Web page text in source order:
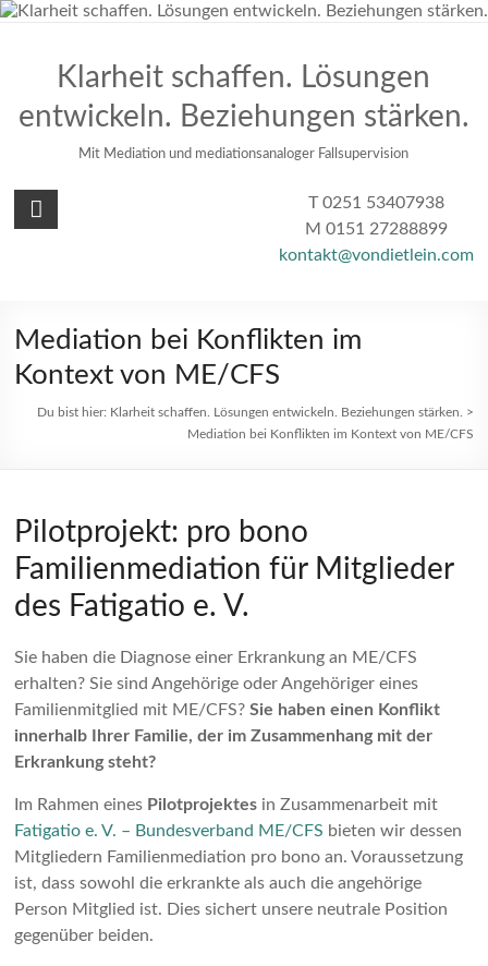
Zum
Klarheit schaffen. Lösungen
entwickeln. Beziehungen stärken.
Mit Mediation und mediationsanaloger Fallsupervision
T 0251 53407938
M 0151 27288899
kontakt@vondietlein.com
Mediation bei Konflikten im
Kontext von ME/CFS
Du bist hier: Klarheit schaffen. Lösungen entwickeln. Beziehungen stärken.
>
Mediation bei Konflikten im Kontext von ME/CFS
Pilotprojekt: pro bono
Familienmediation für Mitglieder
des Fatigatio e. V.
Sie haben die Diagnose einer Erkrankung an ME/CFS
erhalten? Sie sind Angehörige oder Angehöriger eines
Familienmitglied mit ME/CFS?Sie haben einen Konflikt
innerhalb Ihrer Familie, der im Zusammenhang mit der
Erkrankung steht?
Im Rahmen eines Pilotprojektes in Zusammenarbeit mit
Fatigatio e. V. – Bundesverband ME/CFS bieten wir dessen
Mitgliedern Familienmediation pro bono an. Voraussetzung
ist, dass sowohl die erkrankte als auch die angehörige
Person Mitglied ist. Dies sichert unsere neutrale Position
gegenüber beiden.